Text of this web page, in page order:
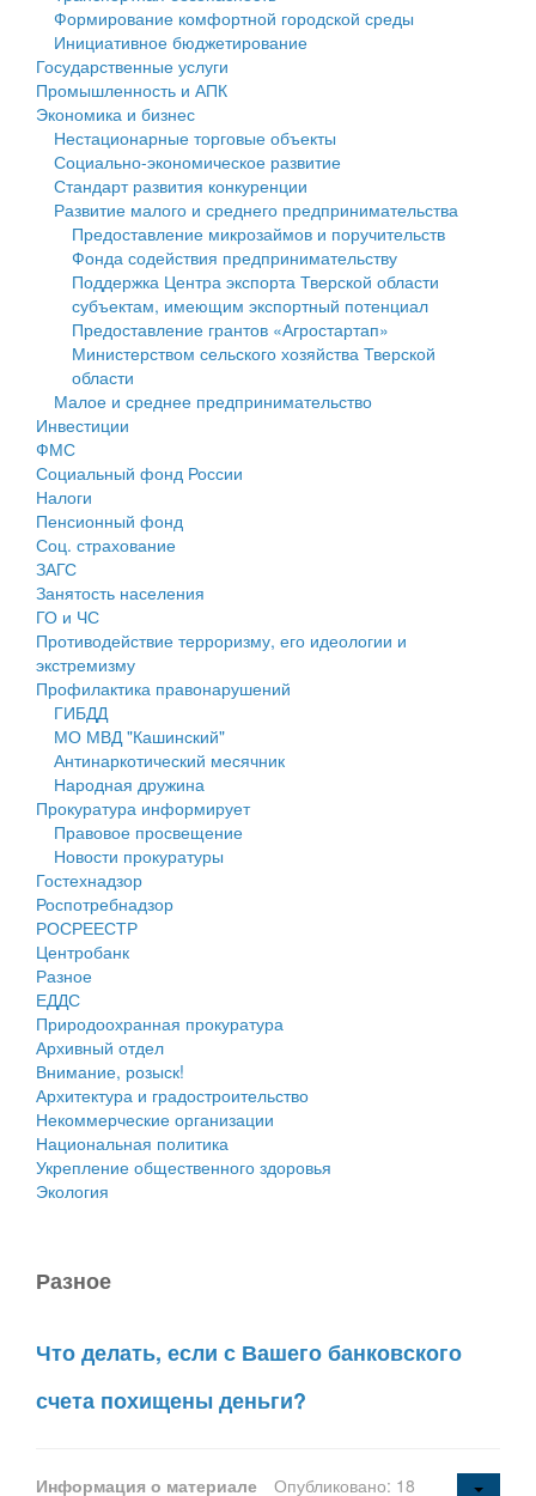
Государственные услуги
Промышленность и АПК
Экономика и бизнес
Символика
Устав
Гостям округа
Туризм
Культура
Образование
Здравоохранение
Социальная защита
Фотоальбом
муниципального округа Тверской области
Администрация Кашинского муниципального округа
Тверской области
Управление сельскими территориями
Открытые данные
Работа с обращениями граждан
Муниципальный контроль
Муниципальные услуги
Проекты административных регламентов
Антимонопольный комплаенс
Противодействие коррупции
Финансовое управление
Бюджет для граждан
Имущество
Выявление правообладателей ранее учтенных
объектов недвижимости
Имущественная поддержка субъектов малого и
среднего предпринимательства
Информационная поддержка субъектов малого и
среднего предпринимательства
Муниципальные программы
Контрольно-счетная палата
Персональные данные
Оценка регулирующего воздействия
Деятельность МУ
Нормативы градостроительного проектирования
Правила землепользования и застройки
Генеральные планы
Проекты планировки территории
Собрание депутатов
Городское поселение
Сельские поселения
Формирование комфортной городской среды
Инициативное бюджетирование
Государственные услуги
Промышленность и АПК
Экономика и бизнес
Нестационарные торговые объекты
Социально-экономическое развитие
Стандарт развития конкуренции
Развитие малого и среднего предпринимательства
Предоставление микрозаймов и поручительств
Фонда содействия предпринимательству
Поддержка Центра экспорта Тверской области
субъектам, имеющим экспортный потенциал
Предоставление грантов «Агростартап»
Министерством сельского хозяйства Тверской
области
Малое и среднее предпринимательство
Инвестиции
ФМС
Социальный фонд России
Налоги
Пенсионный фонд
Соц. страхование
ЗАГС
Занятость населения
ГО и ЧС
Противодействие терроризму, его идеологии и
экстремизму
Профилактика правонарушений
ГИБДД
МО МВД "Кашинский"
Антинаркотический месячник
Народная дружина
Прокуратура информирует
Правовое просвещение
Новости прокуратуры
Гостехнадзор
Роспотребнадзор
РОСРЕЕСТР
Центробанк
Разное
ЕДДС
Природоохранная прокуратура
Архивный отдел
Внимание, розыск!
Архитектура и градостроительство
Некоммерческие организации
Национальная политика
Укрепление общественного здоровья
Экология
Разное
Что делать, если с Вашего банковского
счета похищены деньги?
Информация о материале
Опубликовано: 18